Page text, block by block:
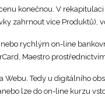
konečnou. V
zahrnout více Produktů),
rychlým on-line
Maestro
Tedy u digitálního
lze do on-line kurzu